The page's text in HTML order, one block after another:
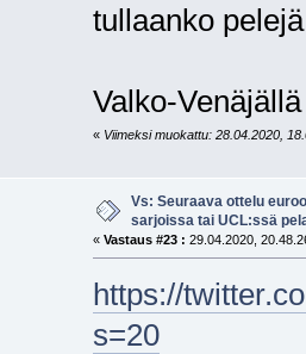
tullaanko
Valko-
« Viimeksi muokattu: 28.04.2020,
Vs: Seuraava ottelu
sarjoissa tai UCL:ssä
« Vastaus #23 : 29.04.2020,
https://
s=20